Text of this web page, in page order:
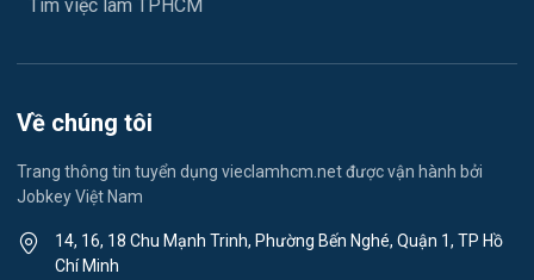
Du lịch
Tìm việc làm TPHCM
Về chúng tôi
Trang thông tin tuyển dụng vieclamhcm.net được vận hành bởi
Jobkey Việt Nam
14, 16, 18 Chu Mạnh Trinh, Phường Bến Nghé, Quận 1, TP Hồ
Chí Minh